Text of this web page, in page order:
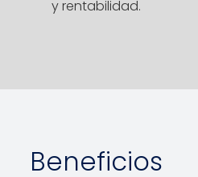
y rentabilidad.
Beneficios